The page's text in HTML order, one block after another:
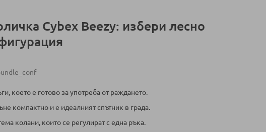
Cybex Beezy: избери лесно
което е готово за употреба от раждането.
компактно и е идеалният спътник в града.
колани, които се регулират с една ръка.